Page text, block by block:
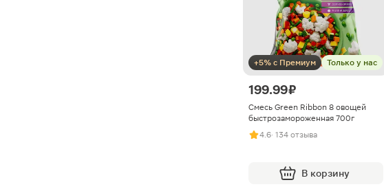
+5% с Премиум Только у нас
199.99 ₽
Смесь Green Ribbon 8 овощей
быстрозамороженная 700г
4.6· 134 отзыва
В корзину